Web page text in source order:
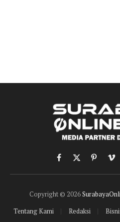
Facebook
X
(Twitter)
Pinterest
Copyright © 2026
Tentang Kami
Redaksi